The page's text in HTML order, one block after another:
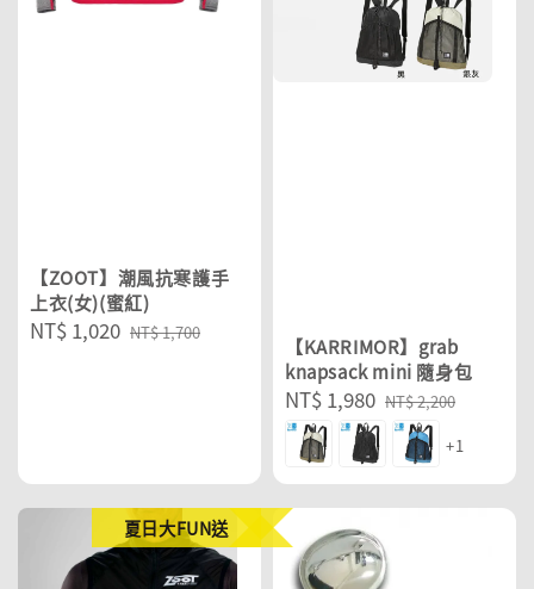
【ZOOT】潮風抗寒護手
上衣(女)(蜜紅)
Sale
NT$ 1,020 Regular
NT$ 1,700
【KARRIMOR】grab
knapsack mini 隨身包
Sale
price
NT$ 1,980 Regular
price
NT$ 2,200
+1
夏日大FUN送